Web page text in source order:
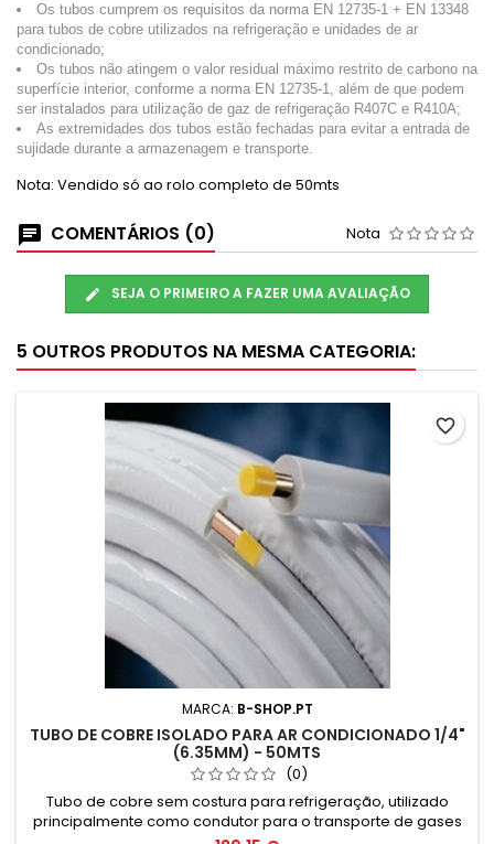
Os tubos cumprem os requisitos da norma EN 12735-1 + EN 13348
para tubos de cobre utilizados na refrigeração e unidades de ar
condicionado;
Os tubos não atingem o valor residual máximo restrito de carbono na
superfície interior, conforme a norma EN 12735-1, além de que podem
ser instalados para utilização de gaz de refrigeração R407C e R410A;
As extremidades dos tubos estão fechadas para evitar a entrada de
sujidade durante a armazenagem e transporte.
Nota: Vendido só ao rolo completo de 50mts
COMENTÁRIOS (0) Nota
SEJA O PRIMEIRO A FAZER UMA AVALIAÇÃO
5 OUTROS PRODUTOS NA MESMA CATEGORIA:
MARCA: B-SHOP.PT
TUBO DE COBRE ISOLADO PARA AR CONDICIONADO 1/4"
(6.35MM) - 50MTS
(0)
Tubo de cobre sem costura para refrigeração, utilizado
principalmente como condutor para o transporte de gases
favorite_border